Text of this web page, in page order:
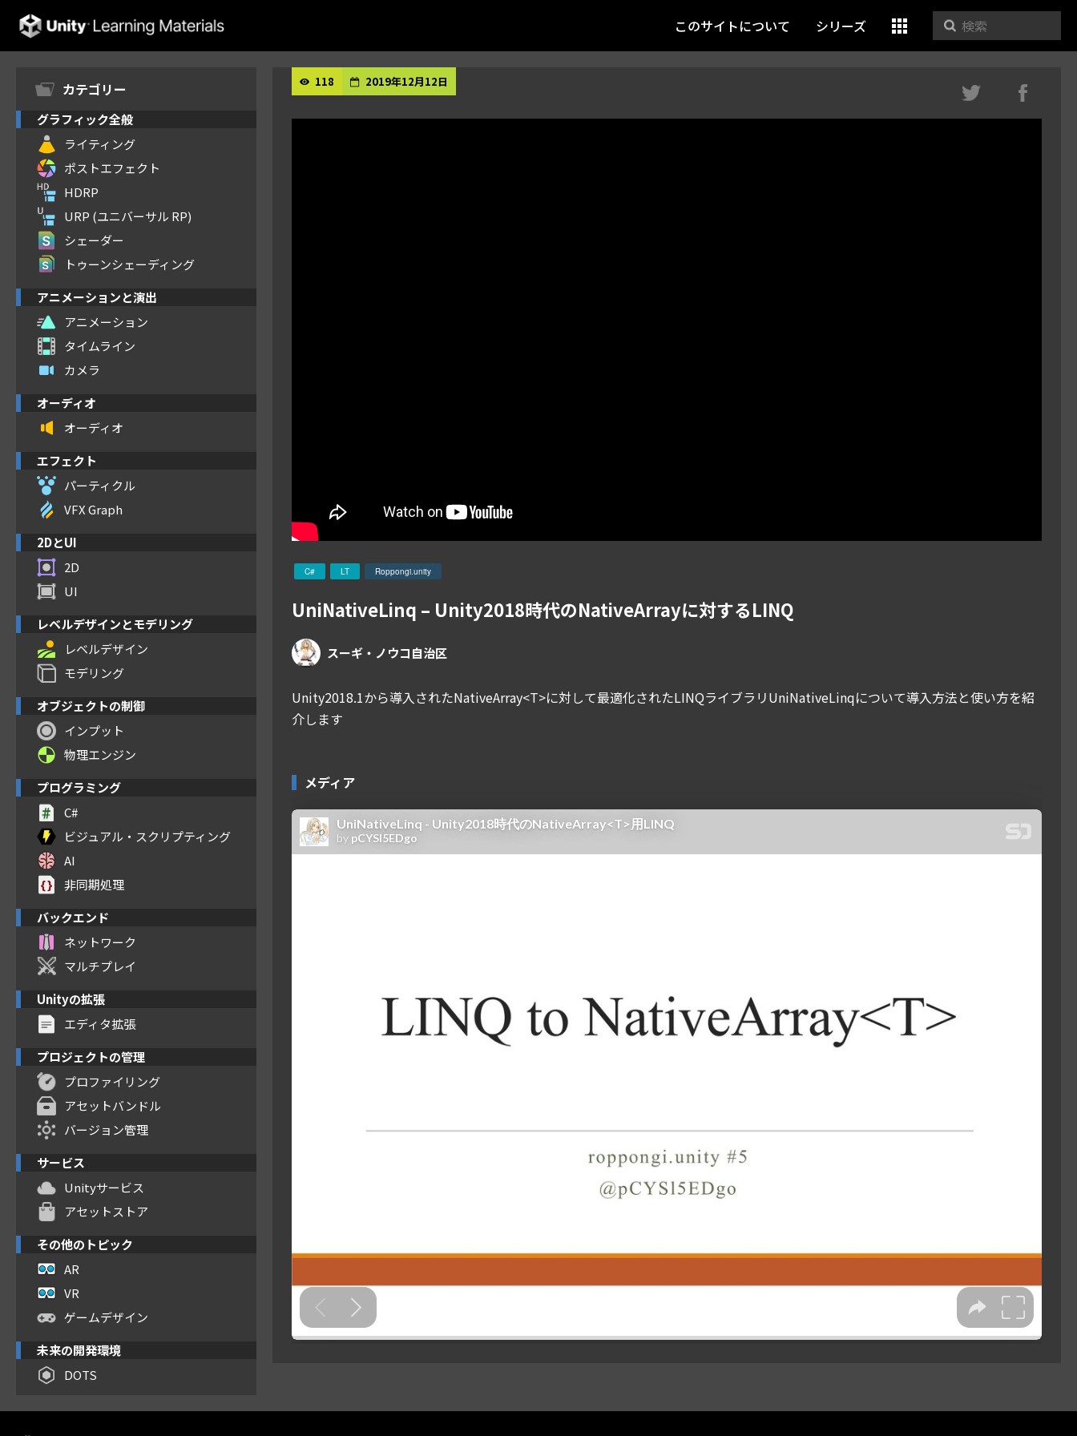
Unity Learning Materials
このサイトについて シリーズ
カテゴリー
グラフィック全般
ライティング
ポストエフェクト
HDRP
URP (ユニバーサル RP)
シェーダー
トゥーンシェーディング
アニメーションと演出
アニメーション
タイムライン
カメラ
オーディオ
オーディオ
エフェクト
パーティクル
VFX Graph
2DとUI
2D
UI
レベルデザインとモデリング
レベルデザイン
モデリング
オブジェクトの制御
インプット
物理エンジン
プログラミング
C#
ビジュアル・スクリプティング
AI
非同期処理
バックエンド
ネットワーク
マルチプレイ
Unityの拡張
エディタ拡張
プロジェクトの管理
プロファイリング
アセットバンドル
バージョン管理
サービス
Unityサービス
アセットストア
その他のトピック
AR
VR
ゲームデザイン
未来の開発環境
DOTS
118 2019年12月12日
C# LT Roppongi.unity
UniNativeLinq – Unity2018時代のNativeArrayに対するLINQ
スーギ・ノウコ自治区
Unity2018.1から導入されたNativeArray<T>に対して最適化されたLINQライブラリUniNativeLinqについて導入方法と使い方を紹
介します
メディア